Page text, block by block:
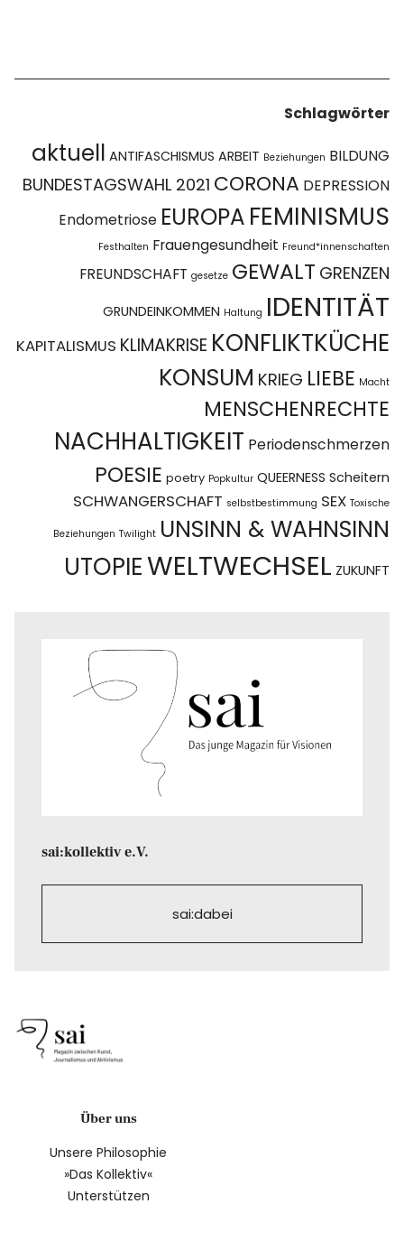
Schlagwörter
aktuell ANTIFASCHISMUS ARBEIT Beziehungen BILDUNG
BUNDESTAGSWAHL 2021 CORONA DEPRESSION
Endometriose EUROPA FEMINISMUS
Festhalten Frauengesundheit Freund*innenschaften
FREUNDSCHAFT gesetze GEWALT GRENZEN
GRUNDEINKOMMEN Haltung IDENTITÄT
KAPITALISMUS KLIMAKRISE KONFLIKTKÜCHE
KONSUM KRIEG LIEBE Macht
MENSCHENRECHTE
NACHHALTIGKEIT Periodenschmerzen
POESIE poetry Popkultur QUEERNESS Scheitern
SCHWANGERSCHAFT selbstbestimmung SEX Toxische
Beziehungen Twilight UNSINN & WAHNSINN
UTOPIEWELTWECHSEL ZUKUNFT
sai:kollektiv e.V.
sai:dabei
Über uns
Unsere Philosophie
»Das Kollektiv«
Unterstützen